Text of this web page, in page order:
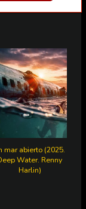
mar abierto (2025.
Water. Renny
Harlin)